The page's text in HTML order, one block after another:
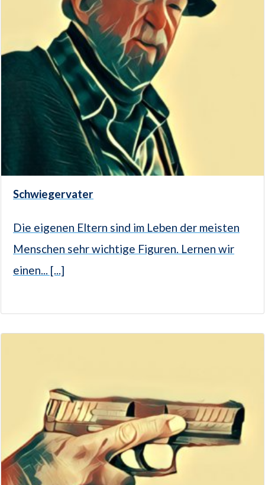
Schwiegervater
Die eigenen Eltern sind im Leben der meisten
Menschen sehr wichtige Figuren. Lernen wir
einen... [...]